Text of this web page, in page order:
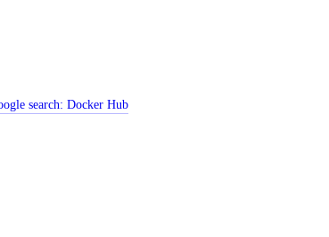
search:Docker Hub